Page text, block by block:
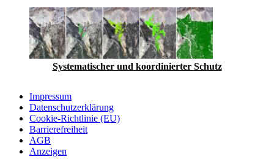
Systematischer und koordinierter Schutz
Impressum
Datenschutzerklärung
Cookie-Richtlinie (EU)
Barrierefreiheit
AGB
Anzeigen